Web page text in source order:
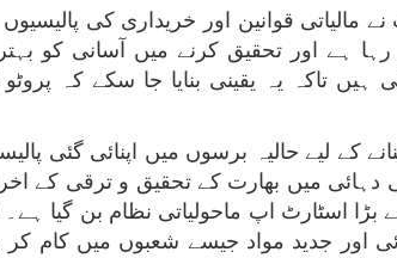
قوانین اور خریداری کی
ہے اور تحقیق کرنے میں آسانی کو
ہیں تاکہ یہ یقینی بنایا جا سکے کہ
کے لیے حالیہ برسوں میں اپنائی گئی
میں بھارت کے تحقیق و ترقی کے
اور جدید مواد جیسے شعبوں میں کام